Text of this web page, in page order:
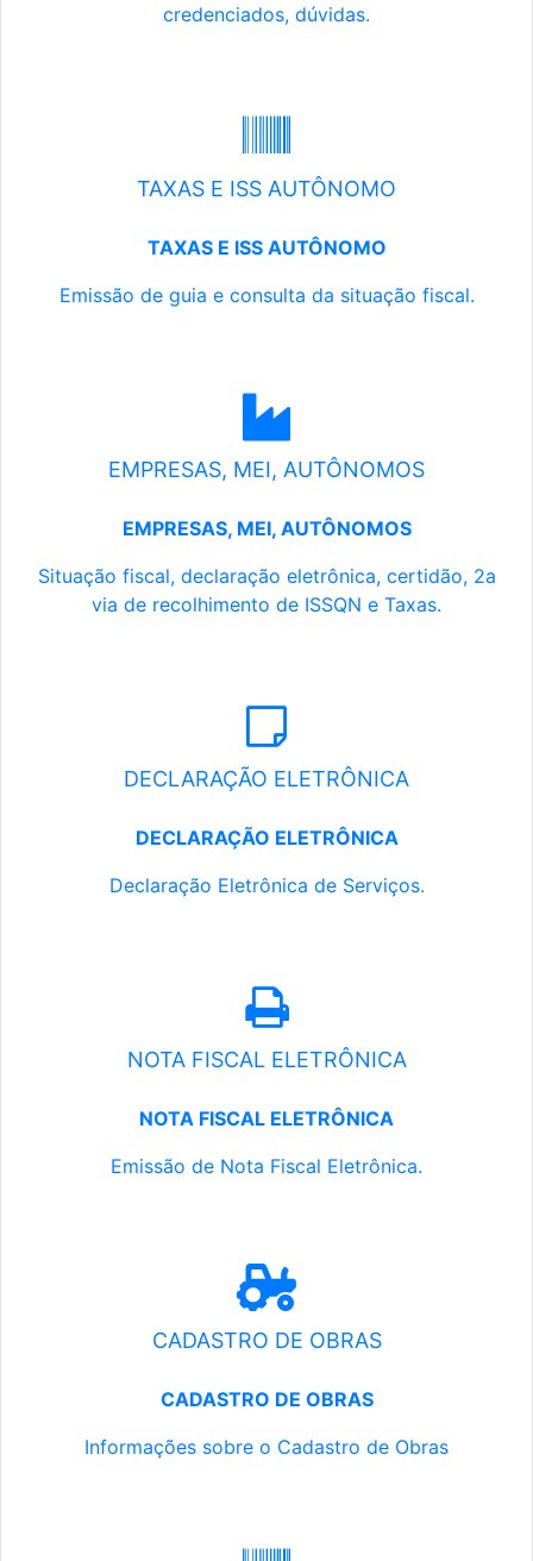
credenciados, dúvidas.
TAXAS E ISS AUTÔNOMO
TAXAS E ISS AUTÔNOMO
Emissão de guia e consulta da situação fiscal.
EMPRESAS, MEI, AUTÔNOMOS
EMPRESAS, MEI, AUTÔNOMOS
Situação fiscal, declaração eletrônica, certidão, 2a
via de recolhimento de ISSQN e Taxas.
DECLARAÇÃO ELETRÔNICA
DECLARAÇÃO ELETRÔNICA
Declaração Eletrônica de Serviços.
NOTA FISCAL ELETRÔNICA
NOTA FISCAL ELETRÔNICA
Emissão de Nota Fiscal Eletrônica.
CADASTRO DE OBRAS
CADASTRO DE OBRAS
Informações sobre o Cadastro de Obras